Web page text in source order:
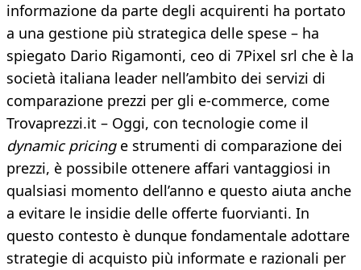
informazione da parte degli acquirenti ha portato
a una gestione più strategica delle spese – ha
spiegato Dario Rigamonti, ceo di 7Pixel srl che è la
società italiana leader nell’ambito dei servizi di
comparazione prezzi per gli e-commerce, come
Trovaprezzi.it – Oggi, con tecnologie come il
dynamic pricinge strumenti di comparazione dei
prezzi, è possibile ottenere affari vantaggiosi in
qualsiasi momento dell’anno e questo aiuta anche
a evitare le insidie delle offerte fuorvianti. In
questo contesto è dunque fondamentale adottare
strategie di acquisto più informate e razionali per